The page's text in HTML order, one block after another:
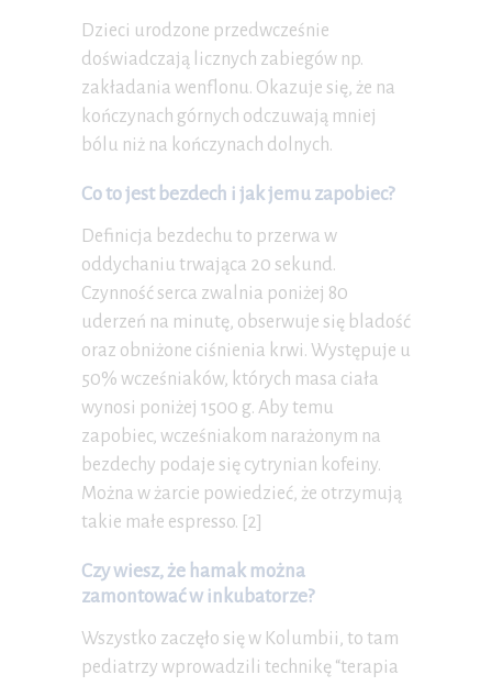
Dzieci urodzone przedwcześnie
doświadczają licznych zabiegów np.
zakładania wenflonu. Okazuje się, że na
kończynach górnych odczuwają mniej
bólu niż na kończynach dolnych.
Co to jest bezdech i jak jemu zapobiec?
Definicja bezdechu to przerwa w
oddychaniu trwająca 20 sekund.
Czynność serca zwalnia poniżej 80
uderzeń na minutę, obserwuje się bladość
oraz obniżone ciśnienia krwi. Występuje u
50% wcześniaków, których masa ciała
wynosi poniżej 1500 g. Aby temu
zapobiec, wcześniakom narażonym na
bezdechy podaje się cytrynian kofeiny.
Można w żarcie powiedzieć, że otrzymują
takie małe espresso. [2]
Czy wiesz, że hamak można
zamontować w inkubatorze?
Wszystko zaczęło się w Kolumbii, to tam
pediatrzy wprowadzili technikę “terapia